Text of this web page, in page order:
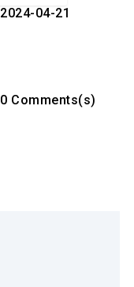
2024-04-21
0 Comments(s)